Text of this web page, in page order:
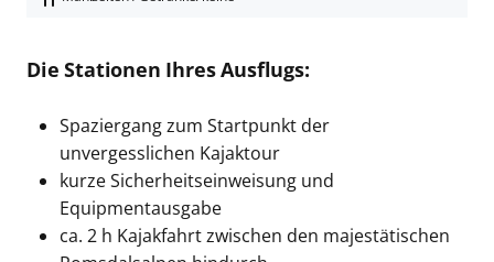
Die Stationen Ihres Ausflugs:
Spaziergang zum Startpunkt der
unvergesslichen Kajaktour
kurze Sicherheitseinweisung und
Equipmentausgabe
ca. 2 h Kajakfahrt zwischen den majestätischen